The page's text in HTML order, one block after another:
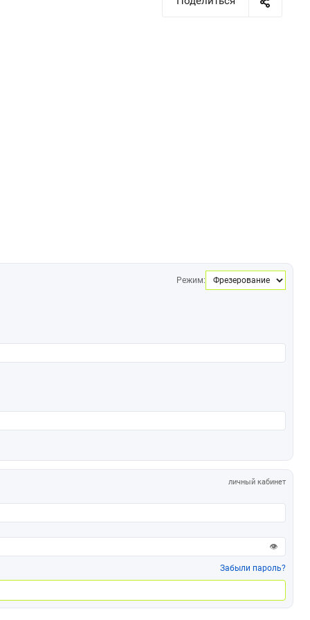
Режим:
личный кабинет
👁
Забыли пароль?